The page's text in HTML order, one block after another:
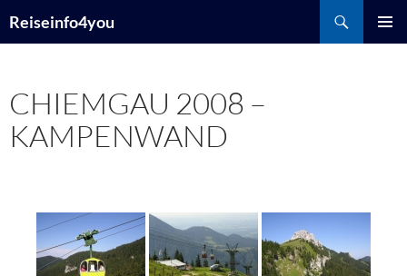
Inhalt
Reiseinfo4you
CHIEMGAU 2008 –
KAMPENWAND